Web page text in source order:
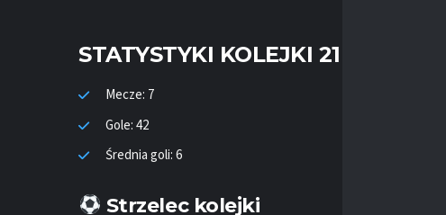
STATYSTYKI KOLEJKI 21
Mecze: 7
Gole: 42
Średnia goli: 6
Strzelec kolejki